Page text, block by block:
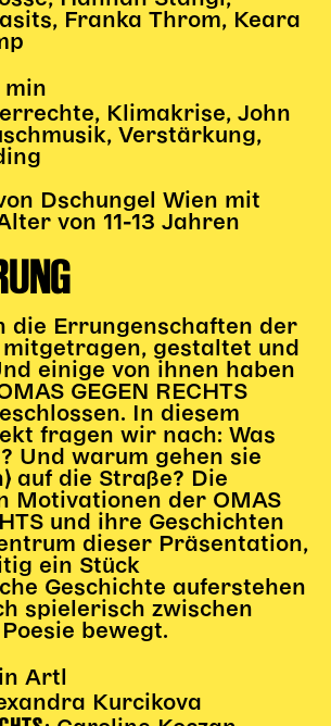
Franka Throm, Keara
min
Klimakrise, John
Verstärkung,
Dschungel Wien mit
von 11-13 Jahren
die Errungenschaften der
gestaltet und
einige von ihnen haben
GEGEN RECHTS
In diesem
fragen wir nach: Was
Und warum gehen sie
auf die Straße? Die
Motivationen der OMAS
und ihre Geschichten
dieser Präsentation,
ein Stück
Geschichte auferstehen
spielerisch zwischen
bewegt.
Artl
Kurcikova